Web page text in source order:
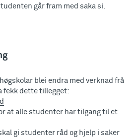
går fram med saka si.
blei endra med verknad frå
fekk dette tillegget:
at alle studenter har tilgang til et
gi studenter råd og hjelp i saker